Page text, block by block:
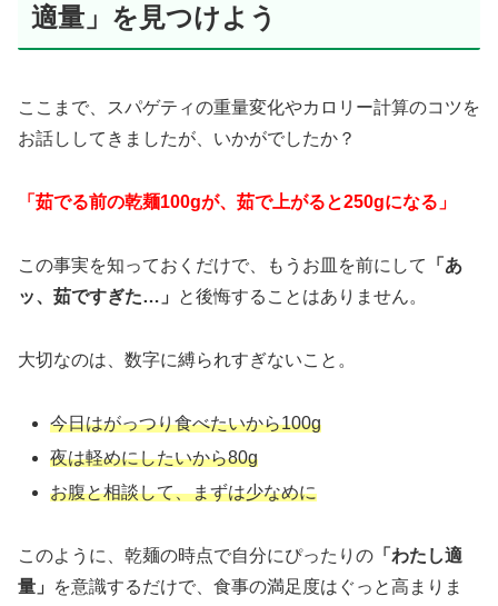
適量」を見つけよう
ここまで、スパゲティの重量変化やカロリー計算のコツを
お話ししてきましたが、いかがでしたか？
「茹でる前の乾麺100gが、茹で上がると250gになる」
この事実を知っておくだけで、もうお皿を前にして
「あ
ッ、茹ですぎた…」
と後悔することはありません。
大切なのは、数字に縛られすぎないこと。
今日はがっつり食べたいから100g
夜は軽めにしたいから80g
お腹と相談して、まずは少なめに
このように、乾麺の時点で自分にぴったりの 「わたし適
量」
を意識するだけで、食事の満足度はぐっと高まりま